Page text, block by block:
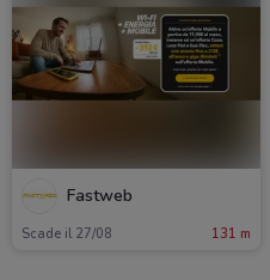
Fastweb
Scade il 27/08 131 m